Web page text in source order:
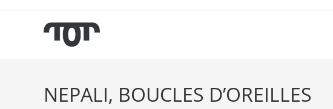
NEPALI, BOUCLES D’OREILLES